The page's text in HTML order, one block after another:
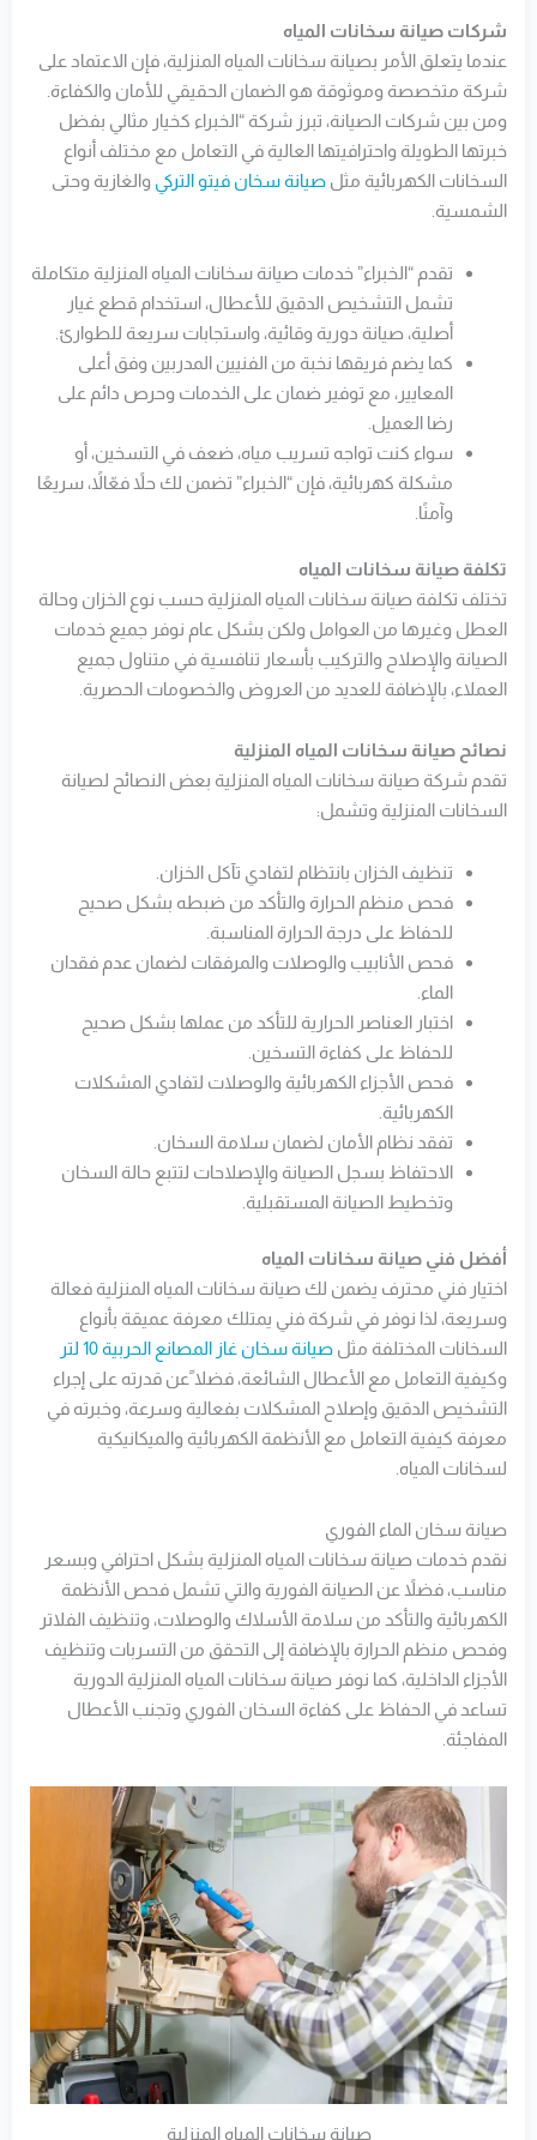
شركات صيانة سخانات المياه
عندما يتعلق الأمر بصيانة سخانات المياه المنزلية، فإن الاعتماد على
شركة متخصصة وموثوقة هو الضمان الحقيقي للأمان والكفاءة.
ومن بين شركات الصيانة، تبرز شركة “الخبراء كخيار مثالي بفضل
خبرتها الطويلة واحترافيتها العالية في التعامل مع مختلف أنواع
السخانات الكهربائية مثل صيانة سخان فيتو التركي والغازية وحتى
الشمسية.
تقدم “الخبراء” خدمات صيانة سخانات المياه المنزلية متكاملة
تشمل التشخيص الدقيق للأعطال، استخدام قطع غيار
أصلية، صيانة دورية وقائية، واستجابات سريعة للطوارئ.
كما يضم فريقها نخبة من الفنيين المدربين وفق أعلى
المعايير، مع توفير ضمان على الخدمات وحرص دائم على
رضا العميل.
سواء كنت تواجه تسريب مياه، ضعف في التسخين، أو
مشكلة كهربائية، فإن “الخبراء” تضمن لك حلاً فعّالاً، سريعًا
وآمنًا.
تكلفة صيانة سخانات المياه
تختلف تكلفة صيانة سخانات المياه المنزلية حسب نوع الخزان وحالة
العطل وغيرها من العوامل ولكن بشكل عام نوفر جميع خدمات
الصيانة والإصلاح والتركيب بأسعار تنافسية في متناول جميع
العملاء، بالإضافة للعديد من العروض والخصومات الحصرية.
نصائح صيانة سخانات المياه المنزلية
تقدم شركة صيانة سخانات المياه المنزلية بعض النصائح لصيانة
السخانات المنزلية وتشمل:
تنظيف الخزان بانتظام لتفادي تآكل الخزان.
فحص منظم الحرارة والتأكد من ضبطه بشكل صحيح
للحفاظ على درجة الحرارة المناسبة.
فحص الأنابيب والوصلات والمرفقات لضمان عدم فقدان
الماء.
اختبار العناصر الحرارية للتأكد من عملها بشكل صحيح
للحفاظ على كفاءة التسخين.
فحص الأجزاء الكهربائية والوصلات لتفادي المشكلات
الكهربائية.
تفقد نظام الأمان لضمان سلامة السخان.
الاحتفاظ بسجل الصيانة والإصلاحات لتتبع حالة السخان
وتخطيط الصيانة المستقبلية.
أفضل فني صيانة سخانات المياه
اختيار فني محترف يضمن لك صيانة سخانات المياه المنزلية فعالة
وسريعة، لذا نوفر في شركة فني يمتلك معرفة عميقة بأنواع
السخانات المختلفة مثل صيانة سخان غاز المصانع الحربية 10 لتر
وكيفية التعامل مع الأعطال الشائعة، فضلا ًعن قدرته على إجراء
التشخيص الدقيق وإصلاح المشكلات بفعالية وسرعة، وخبرته في
معرفة كيفية التعامل مع الأنظمة الكهربائية والميكانيكية
لسخانات المياه.
صيانة سخان الماء الفوري
نقدم خدمات صيانة سخانات المياه المنزلية بشكل احترافي وبسعر
مناسب، فضلاً عن الصيانة الفورية والتي تشمل فحص الأنظمة
الكهربائية والتأكد من سلامة الأسلاك والوصلات، وتنظيف الفلاتر
وفحص منظم الحرارة بالإضافة إلى التحقق من التسربات وتنظيف
الأجزاء الداخلية، كما نوفر صيانة سخانات المياه المنزلية الدورية
تساعد في الحفاظ على كفاءة السخان الفوري وتجنب الأعطال
المفاجئة.
صيانة سخانات المياه المنزلية